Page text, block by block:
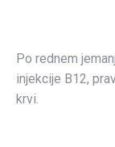
Po rednem
injekcije B12,
krvi.